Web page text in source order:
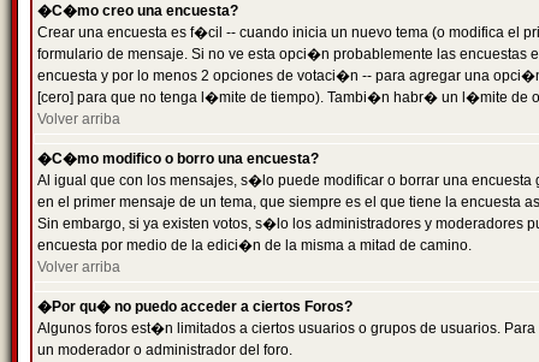
�C�mo creo una encuesta?
Crear una encuesta es f�cil -- cuando inicia un nuevo tema (o modifica el
formulario de mensaje. Si no ve esta opci�n probablemente las
encuesta y por lo menos 2 opciones de votaci�n -- para agregar una
[cero] para que no tenga l�mite de tiempo). Tambi�n habr� un l�mite de
Volver arriba
�C�mo modifico o borro una encuesta?
Al igual que con los mensajes, s�lo puede modificar o borrar una
en el primer mensaje de un tema, que siempre es el que tiene la encuesta
Sin embargo, si ya existen votos, s�lo los administradores y moderadores
encuesta por medio de la edici�n de la misma a mitad de camino.
Volver arriba
�Por qu� no puedo acceder a ciertos Foros?
Algunos foros est�n limitados a ciertos usuarios o grupos de usuarios.
un moderador o administrador del foro.